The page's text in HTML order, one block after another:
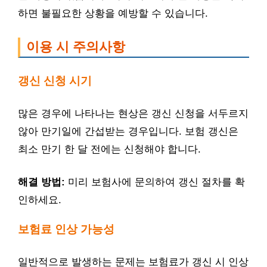
하면 불필요한 상황을 예방할 수 있습니다.
이용 시 주의사항
갱신 신청 시기
많은 경우에 나타나는 현상은 갱신 신청을 서두르지
않아 만기일에 간섭받는 경우입니다. 보험 갱신은
최소 만기 한 달 전에는 신청해야 합니다.
해결 방법: 미리 보험사에 문의하여 갱신 절차를 확
인하세요.
보험료 인상 가능성
일반적으로 발생하는 문제는 보험료가 갱신 시 인상